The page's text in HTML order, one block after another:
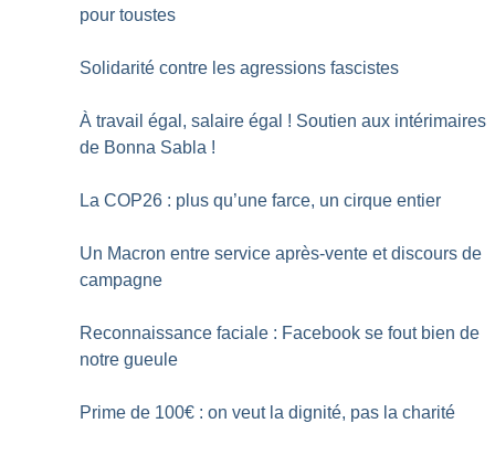
pour toustes
Solidarité contre les agressions fascistes
À travail égal, salaire égal ! Soutien aux intérimaires
de Bonna Sabla !
La COP26 : plus qu’une farce, un cirque entier
Un Macron entre service après-vente et discours de
campagne
Reconnaissance faciale : Facebook se fout bien de
notre gueule
Prime de 100€ : on veut la dignité, pas la charité